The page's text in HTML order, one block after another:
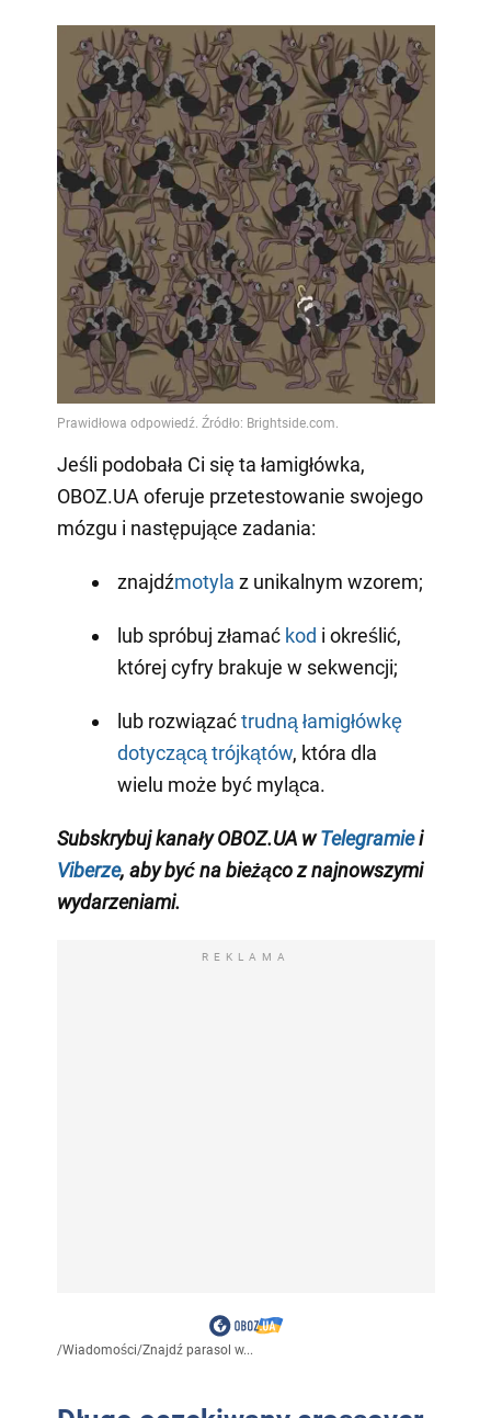
Jeśli podobała Ci się ta łamigłówka,
OBOZ.UA oferuje przetestowanie swojego
mózgu i następujące zadania:
znajdźmotyla z unikalnym wzorem;
lub spróbuj złamać kod i określić,
której cyfry brakuje w sekwencji;
lub rozwiązaćtrudną łamigłówkę
dotyczącą trójkątów, która dla
wielu może być myląca.
Subskrybuj kanały OBOZ.UA w Telegramie i
Viberze, aby być na bieżąco znajnowszymi
wydarzeniami.
REKLAMA
/Wiadomości/Znajdź parasol w...